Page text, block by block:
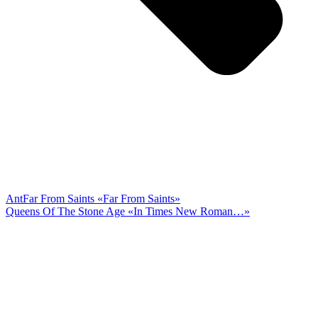
AntFar From Saints «Far From Saints»
Queens Of The Stone Age «In Times New Roman…»